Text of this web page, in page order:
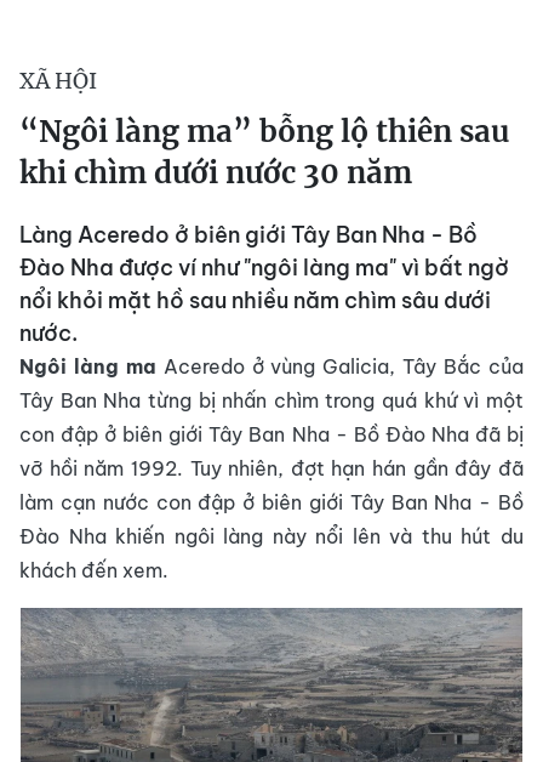
XÃ HỘI
​“Ngôi làng ma” bỗng lộ thiên sau
khi chìm dưới nước 30 năm
Làng Aceredo ở biên giới Tây Ban Nha - Bồ
Đào Nha được ví như "ngôi làng ma" vì bất ngờ
nổi khỏi mặt hồ sau nhiều năm chìm sâu dưới
nước.
Ngôi làng ma Aceredo ở vùng Galicia, Tây Bắc của
Tây Ban Nha từng bị nhấn chìm trong quá khứ vì một
con đập ở biên giới Tây Ban Nha - Bồ Đào Nha đã bị
vỡ hồi năm 1992. Tuy nhiên, đợt hạn hán gần đây đã
làm cạn nước con đập ở biên giới Tây Ban Nha - Bồ
Đào Nha khiến ngôi làng này nổi lên và thu hút du
khách đến xem.